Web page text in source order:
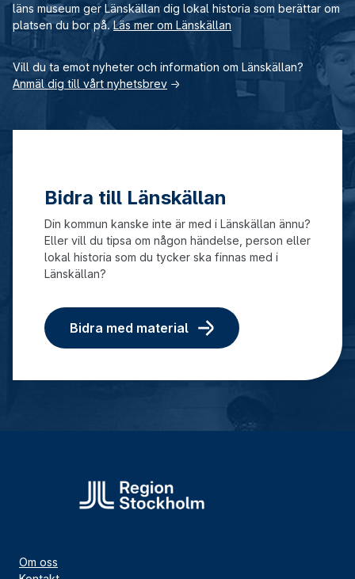
läns museum ger Länskällan dig lokal historia som berättar om
platsen du bor på.Läs mer om Länskällan
Vill du ta emot nyheter och information om Länskällan?
Anmäl dig till vårt nyhetsbrev →
Bidra till Länskällan
Din kommun kanske inte är med i Länskällan ännu?
Eller vill du tipsa om någon händelse, person eller
lokal historia som du tycker ska finnas med i
Länskällan?
Bidra med material
Om oss